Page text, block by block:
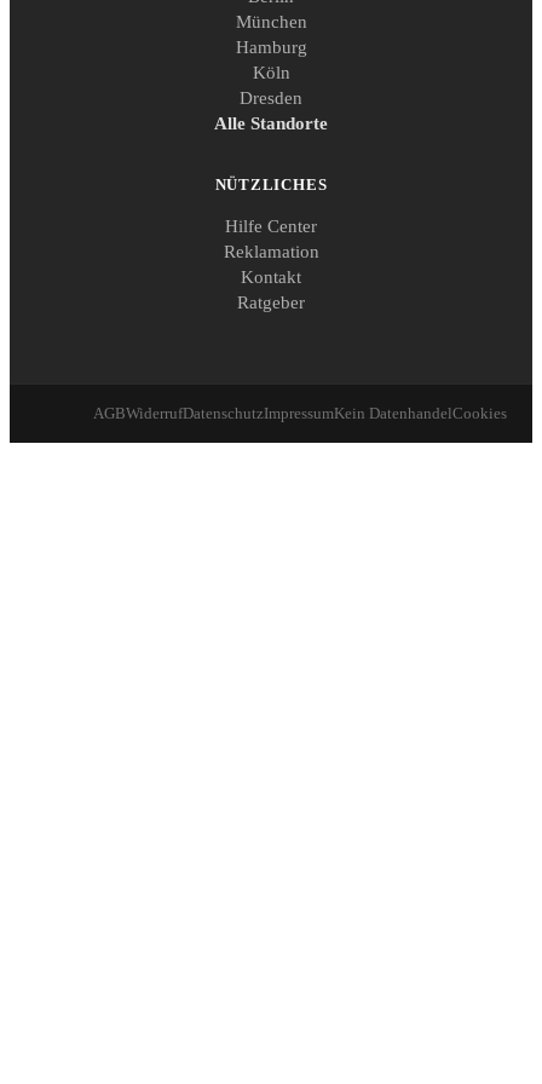
München
Hamburg
Köln
Dresden
Alle Standorte
NÜTZLICHES
Hilfe Center
Reklamation
Kontakt
Ratgeber
AGBWiderrufDatenschutzImpressumKein DatenhandelCookies